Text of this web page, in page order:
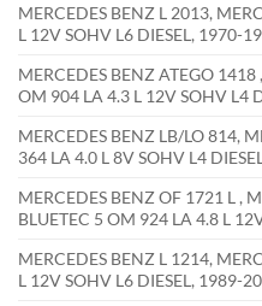
MERCEDES BENZ L 2013,
L 12V SOHV L6 DIESEL, 1970-
MERCEDES BENZ ATEGO
OM 904 LA 4.3 L 12V SOHV L4
MERCEDES BENZ LB/LO 814,
364 LA 4.0 L 8V SOHV L4
MERCEDES BENZ OF 1721 L ,
BLUETEC 5 OM 924 LA 4.8 L
MERCEDES BENZ L 1214,
L 12V SOHV L6 DIESEL, 1989-